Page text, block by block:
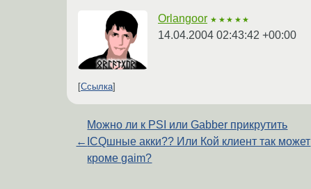
Orlangoor ★★★★★
14.04.2004 02:43:42 +00:00
Ссылка
←
Можно ли к PSI или Gabber прикрутить
ICQшные акки?? Или Кой клиент так может
кроме gaim?